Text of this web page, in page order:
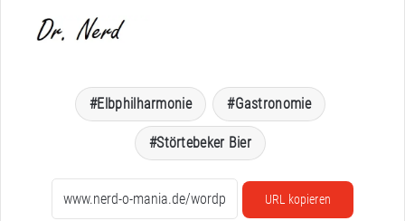
Elbphilharmonie Gastronomie
Störtebeker Bier
URL kopieren